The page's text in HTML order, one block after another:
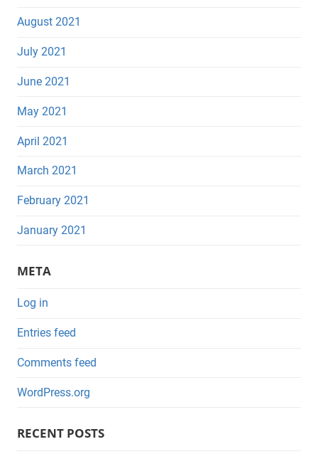
August 2021
July 2021
June 2021
May 2021
April 2021
March 2021
February 2021
January 2021
META
Log in
Entries feed
Comments feed
WordPress.org
RECENT POSTS